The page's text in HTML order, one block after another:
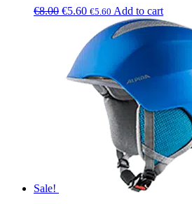
€8.00 €5.60 €5.60 Add to cart
Sale!